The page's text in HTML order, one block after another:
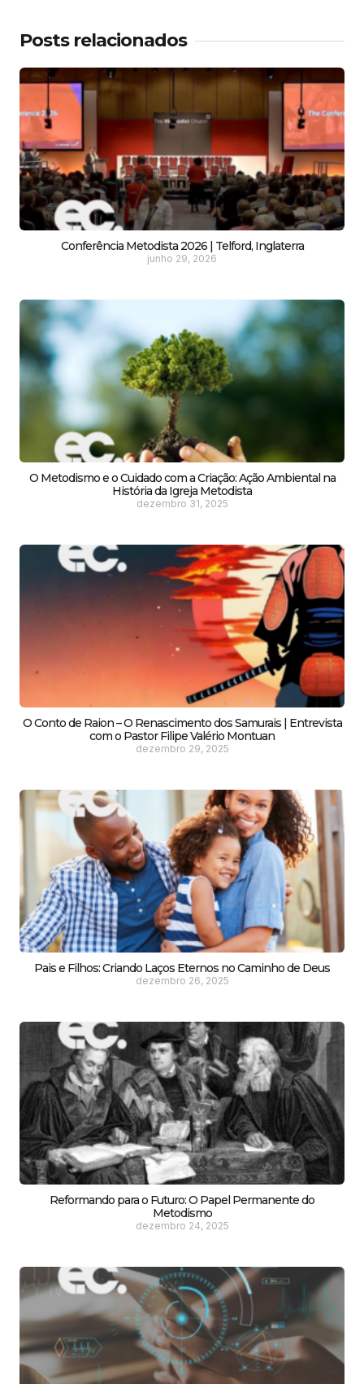
Posts relacionados
Conferência Metodista 2026 | Telford, Inglaterra
junho 29, 2026
O Metodismo e o Cuidado com a Criação: Ação Ambiental na
História da Igreja Metodista
dezembro 31, 2025
O Conto de Raion – O Renascimento dos Samurais | Entrevista
com o Pastor Filipe Valério Montuan
dezembro 29, 2025
Pais e Filhos: Criando Laços Eternos no Caminho de Deus
dezembro 26, 2025
Reformando para o Futuro: O Papel Permanente do
Metodismo
dezembro 24, 2025